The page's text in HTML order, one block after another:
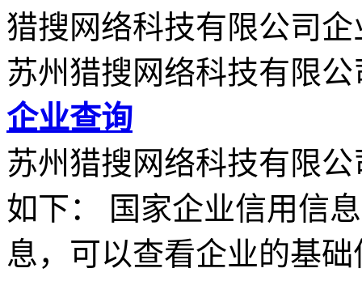
猎搜网络科技有限公司
苏州猎搜网络科技有限
企业查询
苏州猎搜网络科技有限
如下： 国家企业信用信
息，可以查看企业的基